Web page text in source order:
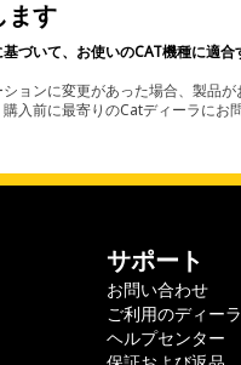
ます
づいて、お使いのCAT機種に適
ョンに変更があった場合、製品
入前に最寄りのCatディーラに
サポート
お問い合わせ
ご利用のディー
ヘルプセンター